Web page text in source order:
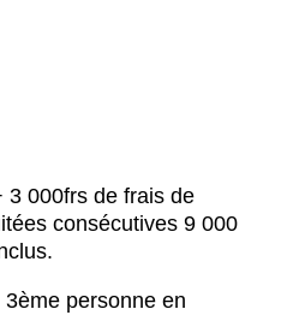
3 000frs de frais de
consécutives 9 000
personne en